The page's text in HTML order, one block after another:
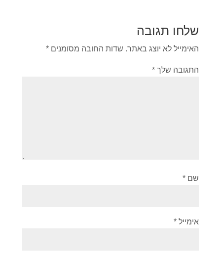
שלחו תגובה
האימייל לא יוצג באתר. שדות החובה מסומנים *
התגובה שלך *
שם *
אימייל *